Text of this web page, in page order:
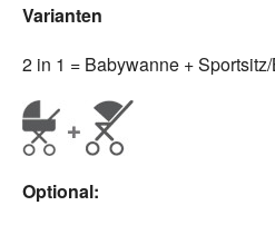
Varianten
2 in 1 = Babywanne +
Optional: